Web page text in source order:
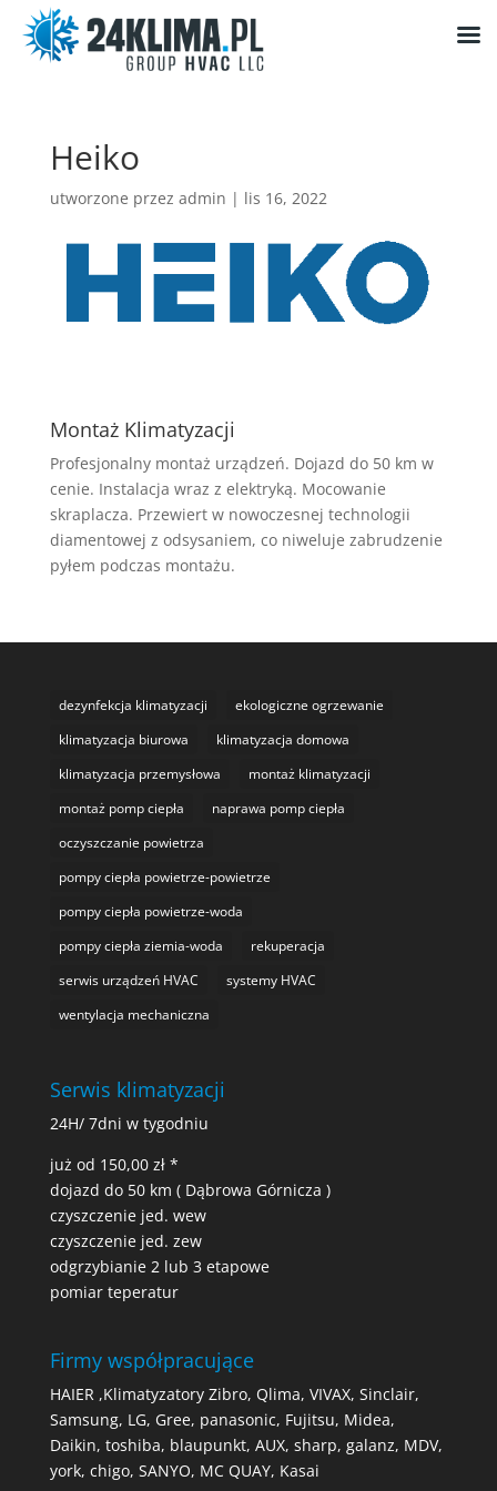
Heiko
utworzone przez admin | lis 16, 2022
Montaż Klimatyzacji
Profesjonalny montaż urządzeń. Dojazd do 50 km w
cenie. Instalacja wraz z elektryką. Mocowanie
skraplacza. Przewiert w nowoczesnej technologii
diamentowej z odsysaniem, co niweluje zabrudzenie
pyłem podczas montażu.
dezynfekcja klimatyzacji
ekologiczne ogrzewanie
klimatyzacja biurowa
klimatyzacja domowa
klimatyzacja przemysłowa
montaż klimatyzacji
montaż pomp ciepła
naprawa pomp ciepła
oczyszczanie powietrza
pompy ciepła powietrze-powietrze
pompy ciepła powietrze-woda
pompy ciepła ziemia-woda
rekuperacja
serwis urządzeń HVAC
systemy HVAC
wentylacja mechaniczna
Serwis klimatyzacji
24H/ 7dni w tygodniu
już od 150,00 zł *
dojazd do 50 km ( Dąbrowa Górnicza )
czyszczenie jed. wew
czyszczenie jed. zew
odgrzybianie 2 lub 3 etapowe
pomiar teperatur
Firmy współpracujące
HAIER ,Klimatyzatory Zibro, Qlima, VIVAX, Sinclair,
Samsung, LG, Gree, panasonic, Fujitsu, Midea,
Daikin, toshiba, blaupunkt, AUX, sharp, galanz, MDV,
york, chigo, SANYO, MC QUAY, Kasai